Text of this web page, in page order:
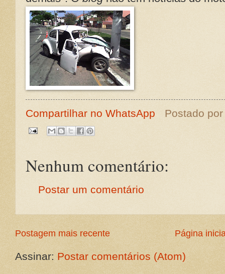
Compartilhar no WhatsApp Postado
Nenhum comentário:
Postar um comentário
Postagem mais recente Página
Assinar: Postar comentários (Atom)